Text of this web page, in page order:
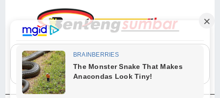
"Sesungguhnya Allah dan para malaikat-Nya berselawat untuk Nabi.
Wahai orang-orang yang beriman, berselawatlah kamu untuk Nabi dan
ucapkanlah salam dengan penuh penghormatan kepadanya." (Qs. Al
Ahzab Ayat 56)